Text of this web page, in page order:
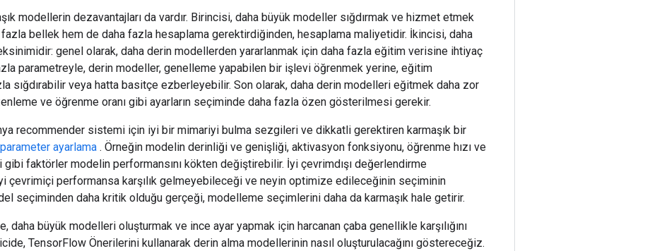
modellerin dezavantajları da vardır. Birincisi, daha büyük modeller sığdırmak ve hizmet etmek
bellek hem de daha fazla hesaplama gerektirdiğinden, hesaplama maliyetidir. İkincisi, daha
genel olarak, daha derin modellerden yararlanmak için daha fazla eğitim verisine ihtiyaç
parametreyle, derin modeller, genelleme yapabilen bir işlevi öğrenmek yerine, eğitim
sığdırabilir veya hatta basitçe ezberleyebilir. Son olarak, daha derin modelleri eğitmek daha zor
ve öğrenme oranı gibi ayarların seçiminde daha fazla özen gösterilmesi gerekir.
recommender sistemi için iyi bir mimariyi bulma sezgileri ve dikkatli gerektiren karmaşık bir
ayarlama . Örneğin modelin derinliği ve genişliği, aktivasyon fonksiyonu, öğrenme hızı ve
faktörler modelin performansını kökten değiştirebilir. İyi çevrimdışı değerlendirme
çevrimiçi performansa karşılık gelmeyebileceği ve neyin optimize edileceğinin seçiminin
seçiminden daha kritik olduğu gerçeği, modelleme seçimlerini daha da karmaşık hale getirir.
daha büyük modelleri oluşturmak ve ince ayar yapmak için harcanan çaba genellikle karşılığını
TensorFlow Önerilerini kullanarak derin alma modellerinin nasıl oluşturulacağını göstereceğiz.